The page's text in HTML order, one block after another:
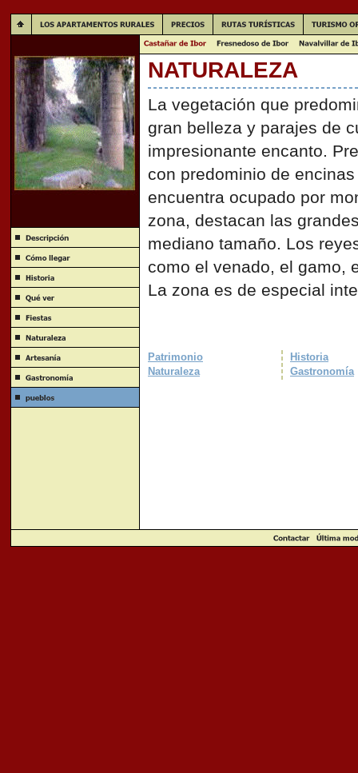
NATURALEZA
La vegetación que
gran belleza y parajes de
impresionante encanto.
con predominio de
encuentra ocupado por
zona, destacan las
mediano tamaño. Los
como el venado, el gamo,
La zona es de especial
Patrimonio
Naturaleza
Historia
Gastronomía